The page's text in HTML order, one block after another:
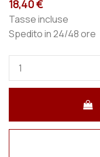
18,40 €
Tasse incluse
Spedito in 24/48 ore